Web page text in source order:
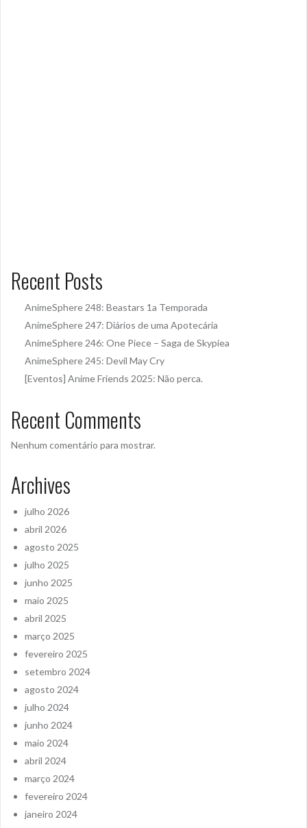
Recent Posts
AnimeSphere 248: Beastars 1a Temporada
AnimeSphere 247: Diários de uma Apotecária
AnimeSphere 246: One Piece – Saga de Skypiea
AnimeSphere 245: Devil May Cry
[Eventos] Anime Friends 2025: Não perca.
Recent Comments
Nenhum comentário para mostrar.
Archives
julho 2026
abril 2026
agosto 2025
julho 2025
junho 2025
maio 2025
abril 2025
março 2025
fevereiro 2025
setembro 2024
agosto 2024
julho 2024
junho 2024
maio 2024
abril 2024
março 2024
fevereiro 2024
janeiro 2024